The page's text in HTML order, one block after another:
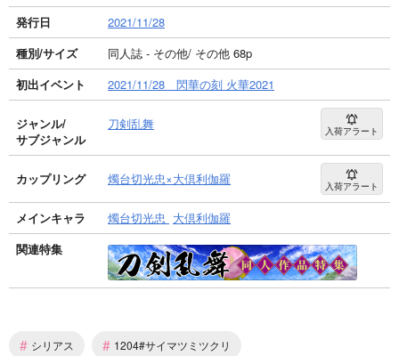
発行日
2021/11/28
種別/サイズ
同人誌 - その他/ その他 68p
初出イベント
2021/11/28 閃華の刻 火華2021
ジャンル/
サブジャンル
刀剣乱舞 入荷アラート
カップリング 燭台切光忠×大倶利伽羅 入荷アラート
メインキャラ 燭台切光忠 大倶利伽羅
関連特集
# シリアス # 1204#サイマツミツクリ